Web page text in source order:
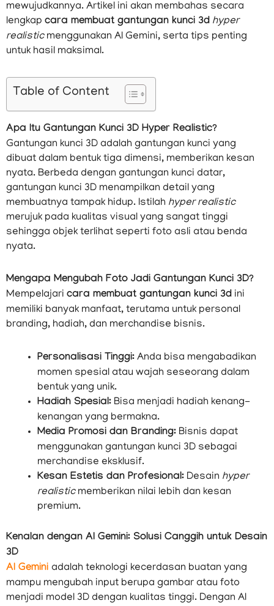
mewujudkannya. Artikel ini akan membahas secara
lengkap cara membuat gantungan kunci 3d hyper
realisticmenggunakan AI Gemini, serta tips penting
untuk hasil maksimal.
Table of Content
Apa Itu Gantungan Kunci 3D Hyper Realistic?
Gantungan kunci 3D adalah gantungan kunci yang
dibuat dalam bentuk tiga dimensi, memberikan kesan
nyata. Berbeda dengan gantungan kunci datar,
gantungan kunci 3D menampilkan detail yang
membuatnya tampak hidup. Istilah hyper realistic
merujuk pada kualitas visual yang sangat tinggi
sehingga objek terlihat seperti foto asli atau benda
nyata.
Mengapa Mengubah Foto Jadi Gantungan Kunci 3D?
Mempelajari cara membuat gantungan kunci 3d ini
memiliki banyak manfaat, terutama untuk personal
branding, hadiah, dan merchandise bisnis.
Personalisasi Tinggi: Anda bisa mengabadikan
momen spesial atau wajah seseorang dalam
bentuk yang unik.
Hadiah Spesial: Bisa menjadi hadiah kenang-
kenangan yang bermakna.
Media Promosi dan Branding: Bisnis dapat
menggunakan gantungan kunci 3D sebagai
merchandise eksklusif.
Kesan Estetis dan Profesional: Desain hyper
realisticmemberikan nilai lebih dan kesan
premium.
Kenalan dengan AI Gemini: Solusi Canggih untuk Desain
3D
AI Gemini adalah teknologi kecerdasan buatan yang
mampu mengubah input berupa gambar atau foto
menjadi model 3D dengan kualitas tinggi. Dengan AI